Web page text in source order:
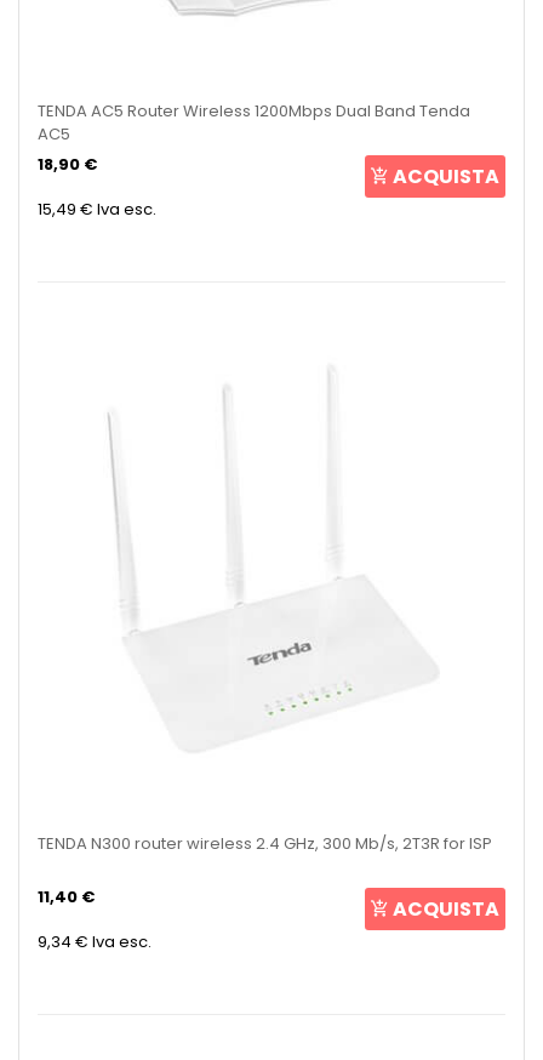
TENDA AC5 Router Wireless 1200Mbps Dual Band Tenda
AC5
18,90 €
15,49 € Iva esc.
ACQUISTA
TENDA N300 router wireless 2.4 GHz, 300 Mb/s, 2T3R for ISP
11,40 €
9,34 € Iva esc.
ACQUISTA